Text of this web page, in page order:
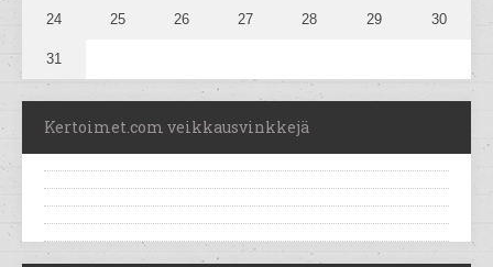
24 25 26 27 28 29 30
31
Kertoimet.com veikkausvinkkejä